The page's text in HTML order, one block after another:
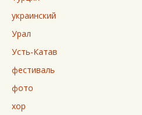
украинский
Урал
Усть-Катав
фестиваль
фото
хор